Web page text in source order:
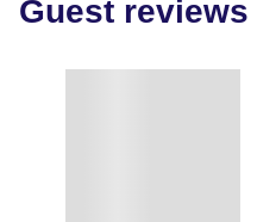
Guest reviews